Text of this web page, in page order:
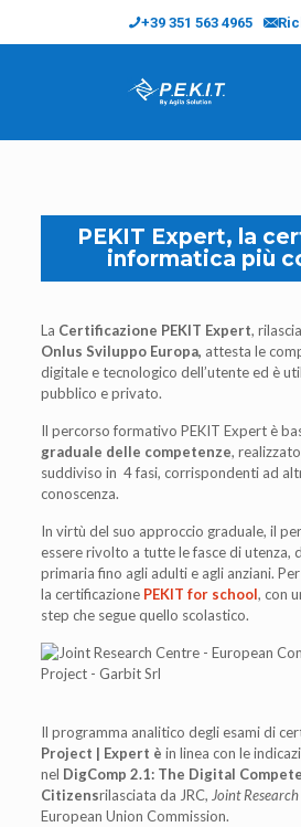
+39 351 563 4965
PEKIT Expert, la
informatica più
La Certificazione PEKIT Expert,
Onlus Sviluppo Europa, attesta le
digitale e tecnologico dell’utente ed è
pubblico e privato.
Il percorso formativo PEKIT Expert è
graduale delle competenze,
suddiviso in 4 fasi, corrispondenti ad
conoscenza.
In virtù del suo approccio graduale, il
essere rivolto a tutte le fasce di utenza,
primaria fino agli adulti e agli anziani.
la certificazione PEKIT for school, con
step che segue quello scolastico.
Il programma analitico degli esami di
Project | Expert è in linea con le
nel DigComp 2.1: The Digital
Citizensrilasciata da JRC, Joint
European Union Commission.